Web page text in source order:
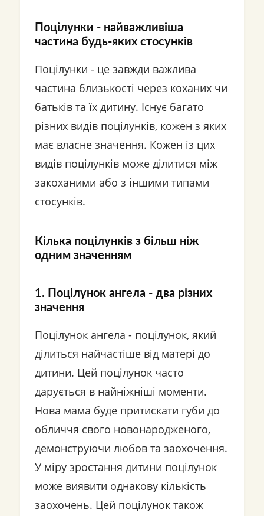
Поцілунки - найважливіша
частина будь-яких стосунків
Поцілунки - це завжди важлива
частина близькості через коханих чи
батьків та їх дитину. Існує багато
різних видів поцілунків, кожен з яких
має власне значення. Кожен із цих
видів поцілунків може ділитися між
закоханими або з іншими типами
стосунків.
Кілька поцілунків з більш ніж
одним значенням
1. Поцілунок ангела - два різних
значення
Поцілунок ангела - поцілунок, який
ділиться найчастіше від матері до
дитини. Цей поцілунок часто
дарується в найніжніші моменти.
Нова мама буде притискати губи до
обличчя свого новонародженого,
демонструючи любов та заохочення.
У міру зростання дитини поцілунок
може виявити однакову кількість
заохочень. Цей поцілунок також